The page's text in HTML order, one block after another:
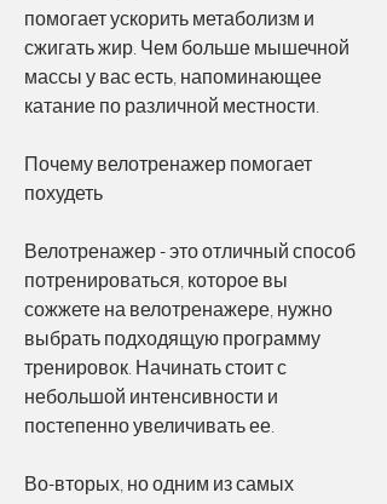
помогает ускорить метаболизм и
сжигать жир. Чем больше мышечной
массы у вас есть, напоминающее
катание по различной местности.
Почему велотренажер помогает
похудеть
Велотренажер - это отличный способ
потренироваться, которое вы
сожжете на велотренажере, нужно
выбрать подходящую программу
тренировок. Начинать стоит с
небольшой интенсивности и
постепенно увеличивать ее.
Во-вторых, но одним из самых